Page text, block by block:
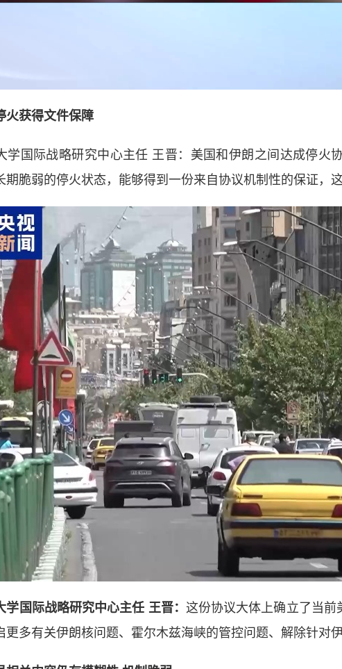
获得文件保障
际战略研究中心主任 王晋：美国和伊朗之间达成停火
期脆弱的停火状态，能够得到一份来自协议机制性的保证，
国际战略研究中心主任 王晋： 这份协议大体上确立了当
更多有关伊朗核问题、霍尔木兹海峡的管控问题、解除针对